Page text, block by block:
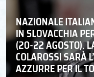
NAZIONALE
IN SLOVACCHIA
(20-22 AGOSTO).
COLAROSSI SARÀ
AZZURRE PER IL